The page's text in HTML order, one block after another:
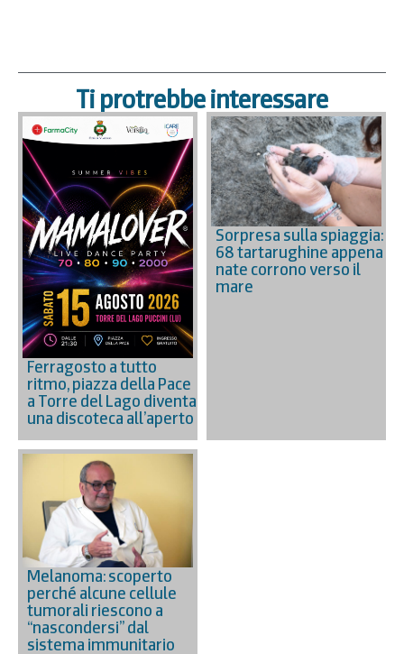
Ti protrebbe interessare
Ferragosto a tutto
ritmo, piazza della Pace
a Torre del Lago diventa
una discoteca all’aperto
Sorpresa sulla spiaggia:
68 tartarughine appena
nate corrono verso il
mare
Melanoma: scoperto
perché alcune cellule
tumorali riescono a
“nascondersi” dal
sistema immunitario